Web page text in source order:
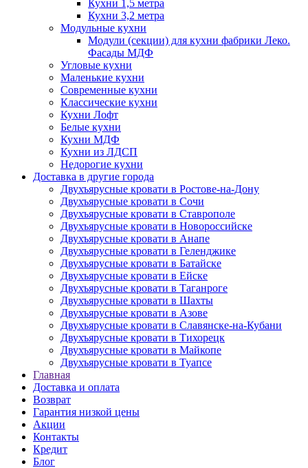
Кухни 1,5 метра
Кухни 3,2 метра
Модульные кухни
Модули (секции) для кухни фабрики Леко.
Фасады МДФ
Угловые кухни
Маленькие кухни
Современные кухни
Классические кухни
Кухни Лофт
Белые кухни
Кухни МДФ
Кухни из ЛДСП
Недорогие кухни
Доставка в другие города
Двухъярусные кровати в Ростове-на-Дону
Двухъярусные кровати в Сочи
Двухъярусные кровати в Ставрополе
Двухъярусные кровати в Новороссийске
Двухъярусные кровати в Анапе
Двухъярусные кровати в Геленджике
Двухъярусные кровати в Батайске
Двухъярусные кровати в Ейске
Двухъярусные кровати в Таганроге
Двухъярусные кровати в Шахты
Двухъярусные кровати в Азове
Двухъярусные кровати в Славянске-на-Кубани
Двухъярусные кровати в Тихорецк
Двухъярусные кровати в Майкопе
Двухъярусные кровати в Туапсе
Главная
Доставка и оплата
Возврат
Гарантия низкой цены
Акции
Контакты
Кредит
Блог